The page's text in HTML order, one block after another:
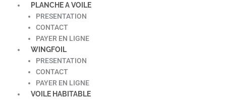
PLANCHE A VOILE
PRESENTATION
CONTACT
PAYER EN LIGNE
WINGFOIL
PRESENTATION
CONTACT
PAYER EN LIGNE
VOILE HABITABLE